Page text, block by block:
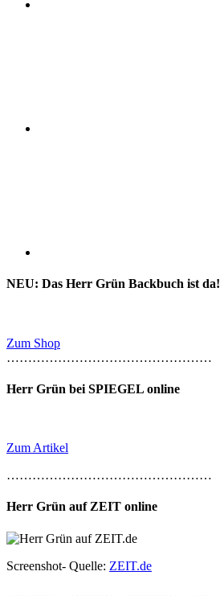
NEU: Das Herr Grün Backbuch ist da!
Zum Shop
…………………………………………
Herr Grün bei SPIEGEL online
Zum Artikel
…………………………………………
Herr Grün auf ZEIT online
Screenshot- Quelle: ZEIT.de
…………………………………………